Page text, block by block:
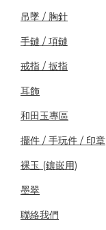
吊墜 / 胸針
手鏈 / 項鏈
戒指 / 扳指
耳飾
和田玉專區
擺件 / 手玩件 / 印章
裸玉 (鑲嵌用)
墨翠
聯絡我們